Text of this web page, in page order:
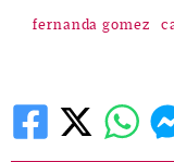
fernanda gomez